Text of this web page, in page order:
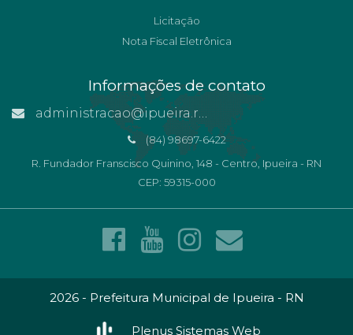
Licitação
Nota Fiscal Eletrônica
Informações de contato
administracao@ipueira.rn.gov.br
(84) 98697-6422
R. Fundador Franscisco Quinino, 148 - Centro, Ipueira - RN
CEP: 59315-000
2026 - Prefeitura Municipal de Ipueira - RN
Plenus Sistemas Web